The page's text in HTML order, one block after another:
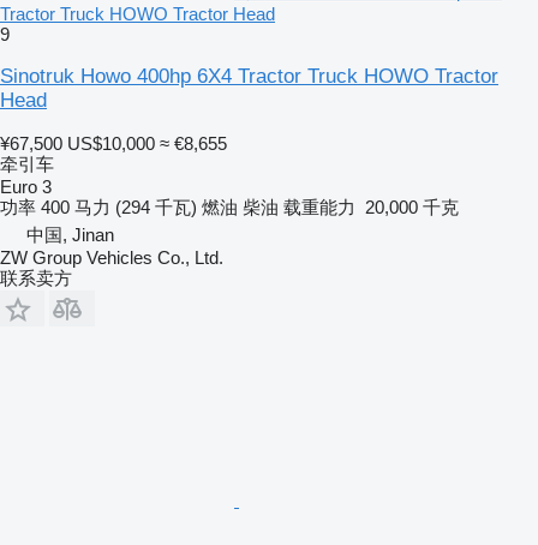
Tractor Truck HOWO Tractor Head
9
Sinotruk Howo 400hp 6X4 Tractor Truck HOWO Tractor
Head
¥67,500 US$10,000 ≈ €8,655
牵引车
Euro 3
功率 400 马力 (294 千瓦) 燃油 柴油 载重能力
20,000 千克
中国, Jinan
ZW Group Vehicles Co., Ltd.
联系卖方